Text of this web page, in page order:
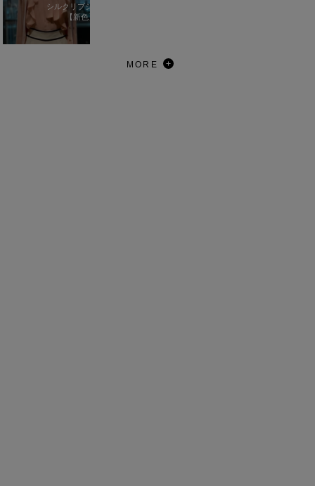
シルクリブシリーズ
【新色】
MORE